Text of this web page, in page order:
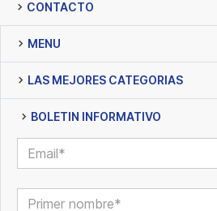
CONTACTO
MENU
LAS MEJORES CATEGORIAS
BOLETIN INFORMATIVO